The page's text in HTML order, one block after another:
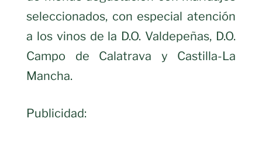
seleccionados, con especial atención
a los vinos de la D.O. Valdepeñas, D.O.
Campo de Calatrava y Castilla-La
Mancha.
Publicidad: